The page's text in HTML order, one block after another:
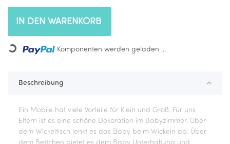
IN DEN WARENKORB
Loading... Komponenten werden geladen ...
Beschreibung
Ein Mobile hat viele Vorteile für Klein und Groß. Für uns
Eltern ist es eine schöne Dekoration im Babyzimmer. Über
dem Wickeltisch lenkt es das Baby beim Wickeln ab. Über